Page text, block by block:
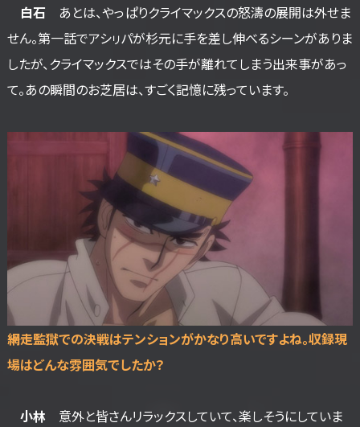
白石 あとは、やっぱりクライマックスの怒濤の展開は外せま
せん。第一話でアシㇼパが杉元に手を差し伸べるシーンがありま
したが、クライマックスではその手が離れてしまう出来事があっ
て。あの瞬間のお芝居は、すごく記憶に残っています。
――網走監獄での決戦はテンションがかなり高いですよね。収録現
場はどんな雰囲気でしたか？
小林 意外と皆さんリラックスしていて、楽しそうにしていま